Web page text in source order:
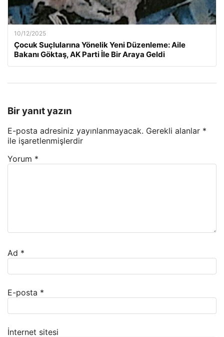
10/12/2025
Çocuk Suçlularına Yönelik Yeni Düzenleme: Aile
Bakanı Göktaş, AK Parti İle Bir Araya Geldi
Bir yanıt yazın
E-posta adresiniz yayınlanmayacak. Gerekli alanlar *
ile işaretlenmişlerdir
Yorum *
Ad *
E-posta *
İnternet sitesi